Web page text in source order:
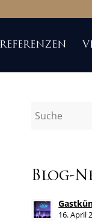
REFERENZEN
Blog-
16. April